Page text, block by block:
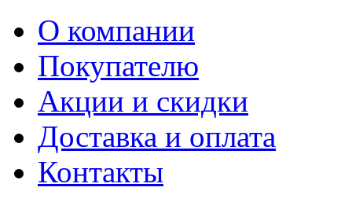
О компании
Покупателю
Акции и скидки
Доставка и оплата
Контакты